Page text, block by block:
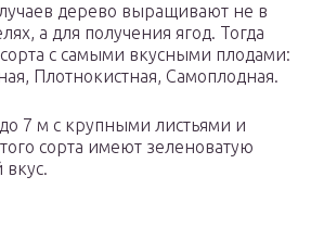
дерево выращивают не в
а для получения ягод. Тогда
с самыми вкусными плодами:
Плотнокистная, Самоплодная.
7 м с крупными листьями и
сорта имеют зеленоватую
вкус.